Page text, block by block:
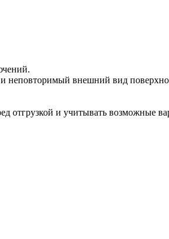
неповторимый внешний вид
отгрузкой и учитывать возможные